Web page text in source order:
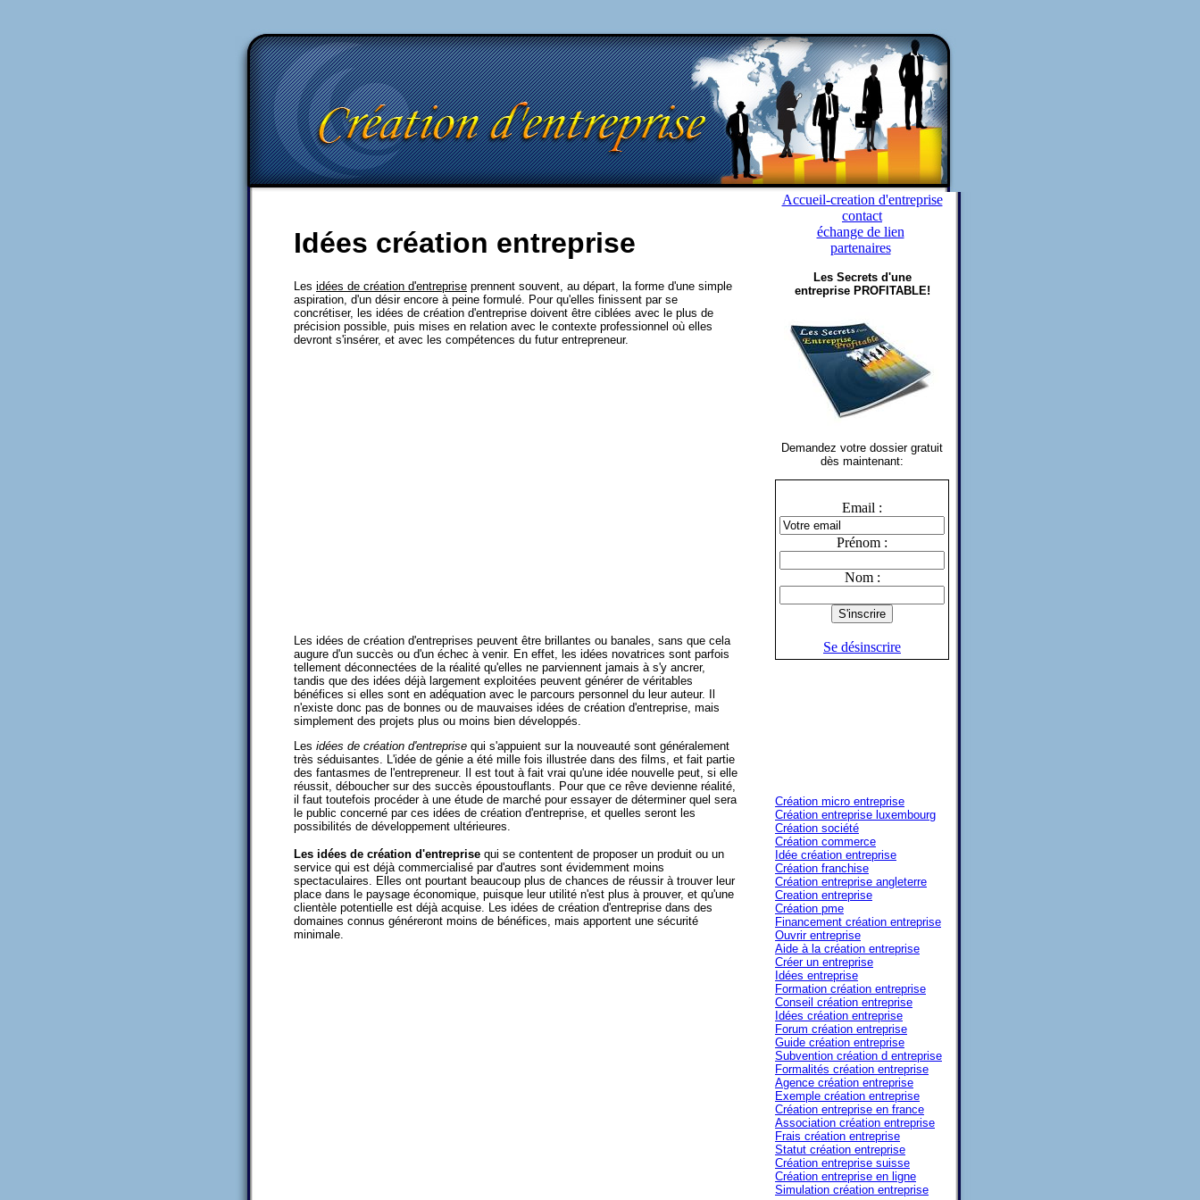
Idées création entreprise
Les idées de création d'entreprise prennent souvent, au départ, la forme d'une simple
aspiration, d'un désir encore à peine formulé. Pour qu'elles finissent par se
concrétiser, les idées de création d'entreprise doivent être ciblées avec le plus de
précision possible, puis mises en relation avec le contexte professionnel où elles
devront s'insérer, et avec les compétences du futur entrepreneur.
Les idées de création d'entreprises peuvent être brillantes ou banales, sans que cela
augure d'un succès ou d'un échec à venir. En effet, les idées novatrices sont parfois
tellement déconnectées de la réalité qu'elles ne parviennent jamais à s'y ancrer,
tandis que des idées déjà largement exploitées peuvent générer de véritables
bénéfices si elles sont en adéquation avec le parcours personnel du leur auteur. Il
n'existe donc pas de bonnes ou de mauvaises idées de création d'entreprise, mais
simplement des projets plus ou moins bien développés.
Les idées de création d'entreprise qui s'appuient sur la nouveauté sont généralement
très séduisantes. L'idée de génie a été mille fois illustrée dans des films, et fait partie
des fantasmes de l'entrepreneur. Il est tout à fait vrai qu'une idée nouvelle peut, si elle
réussit, déboucher sur des succès époustouflants. Pour que ce rêve devienne réalité,
il faut toutefois procéder à une étude de marché pour essayer de déterminer quel sera
le public concerné par ces idées de création d'entreprise, et quelles seront les
possibilités de développement ultérieures.
Les idées de création d'entreprise qui se contentent de proposer un produit ou un
service qui est déjà commercialisé par d'autres sont évidemment moins
spectaculaires. Elles ont pourtant beaucoup plus de chances de réussir à trouver leur
place dans le paysage économique, puisque leur utilité n'est plus à prouver, et qu'une
clientèle potentielle est déjà acquise. Les idées de création d'entreprise dans des
domaines connus généreront moins de bénéfices, mais apportent une sécurité
minimale.
Accueil-creation d'entreprise
contact
échange de lien
partenaires
Les Secrets d'une
entreprise PROFITABLE!
Demandez votre dossier gratuit
dès maintenant:
Email :
Prénom :
Nom :
Se désinscrire
Création micro entreprise
Création entreprise luxembourg
Création société
Création commerce
Idée création entreprise
Création franchise
Création entreprise angleterre
Creation entreprise
Création pme
Financement création entreprise
Ouvrir entreprise
Aide à la création entreprise
Créer un entreprise
Idées entreprise
Formation création entreprise
Conseil création entreprise
Idées création entreprise
Forum création entreprise
Guide création entreprise
Subvention création d entreprise
Formalités création entreprise
Agence création entreprise
Exemple création entreprise
Création entreprise en france
Association création entreprise
Frais création entreprise
Statut création entreprise
Création entreprise suisse
Création entreprise en ligne
Simulation création entreprise